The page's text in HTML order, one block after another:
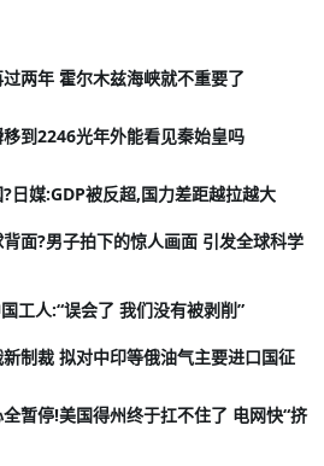
两年 霍尔木兹海峡就不重要了
到2246光年外能看见秦始皇吗
日媒:GDP被反超,国力差距越拉越大
面?男子拍下的惊人画面 引发全球科学
工人:“误会了 我们没有被剥削”
制裁 拟对中印等俄油气主要进口国征
暂停!美国得州终于扛不住了 电网快“挤